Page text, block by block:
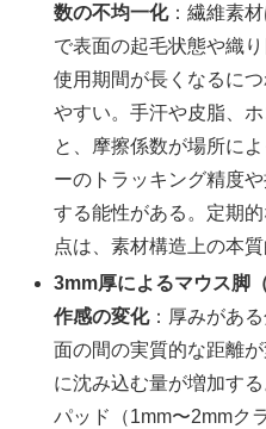
数の不均一化：繊維素
で表面の起毛状態や織
使用期間が長くなるに
やすい。手汗や皮脂、
と、摩擦係数が場所に
ーのトラッキング精度
する能性がある。定期
点は、素材構造上の本質
3mm厚によるマウス脚
作感の変化：厚みがあ
面の間の実質的な距離
に沈み込む量が増加す
パッド（1mm〜2mmク